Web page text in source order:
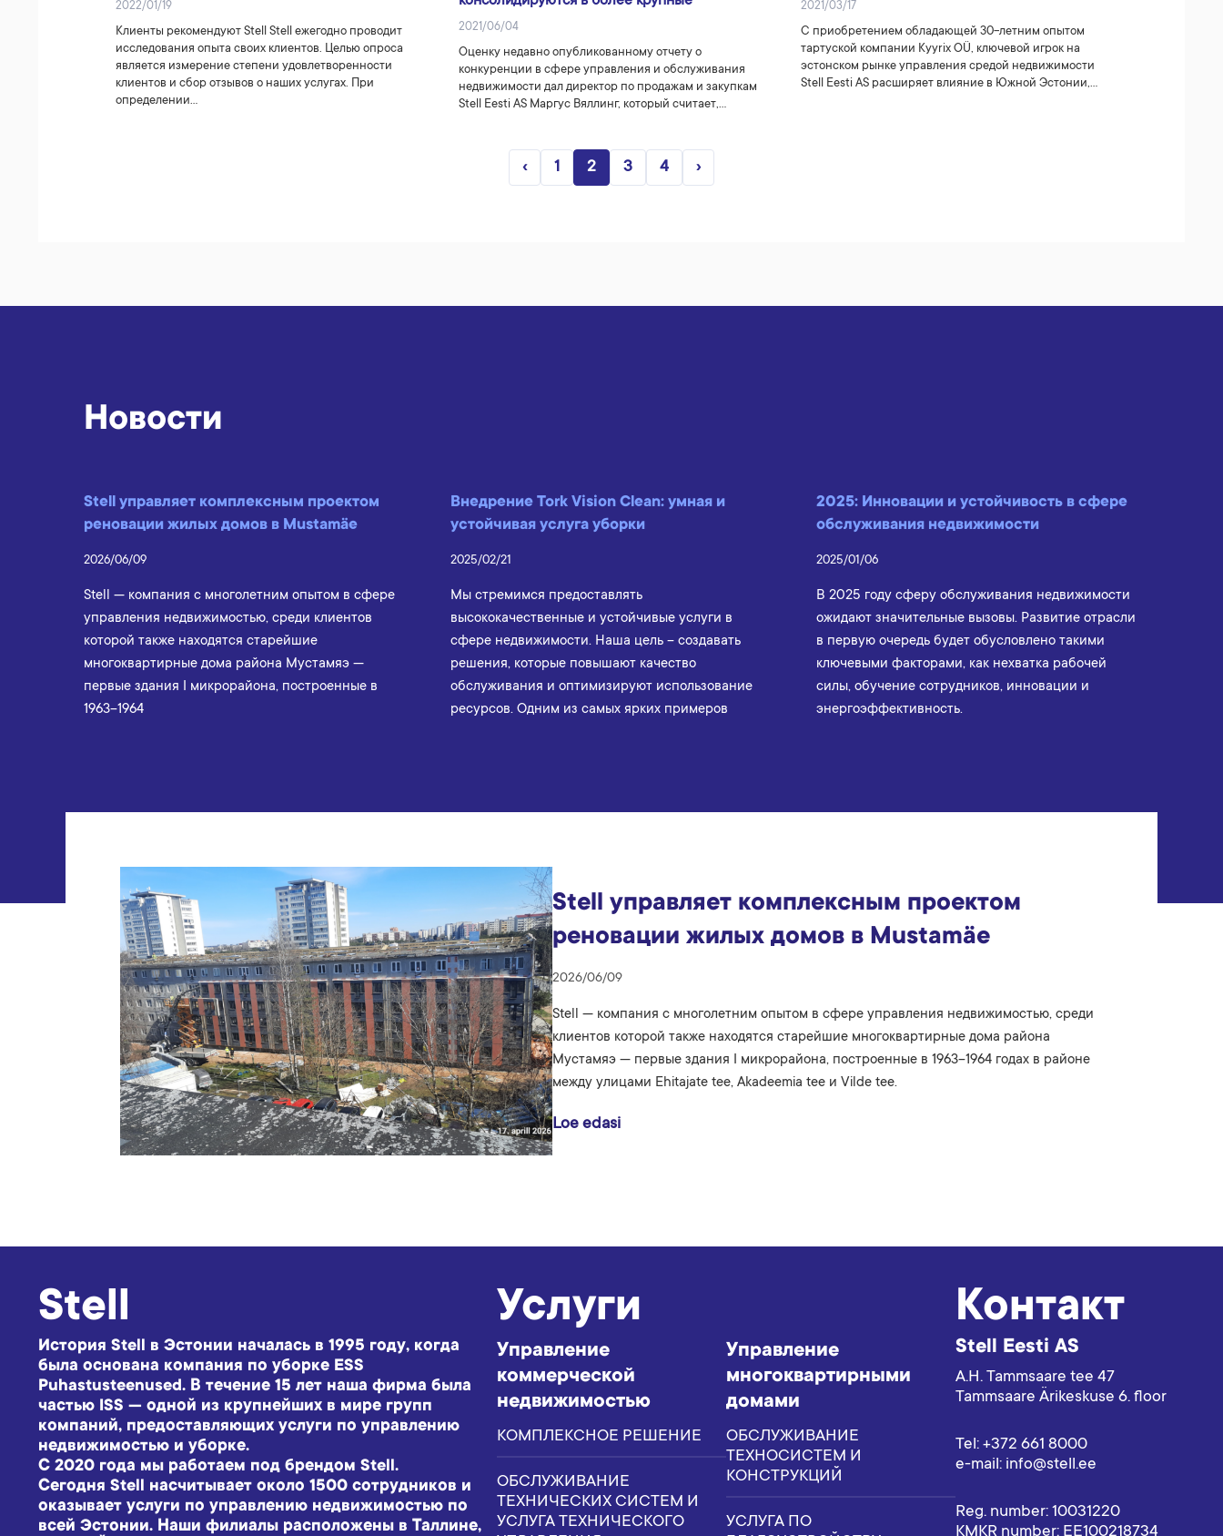
2022/01/19
Клиенты рекомендуют Stell Stell ежегодно проводит
исследования опыта своих клиентов. Целью опроса
является измерение степени удовлетворенности
клиентов и сбор отзывов о наших услугах. При
определении…
2021/06/04
Оценку недавно опубликованному отчету о
конкуренции в сфере управления и обслуживания
недвижимости дал директор по продажам и закупкам
Stell Eesti AS Маргус Вяллинг, который считает,…
2021/03/17
С приобретением обладающей 30-летним опытом
тартуской компании Kyyrix OÜ, ключевой игрок на
эстонском рынке управления средой недвижимости
Stell Eesti AS расширяет влияние в Южной Эстонии,…
‹ 1 2 3 4 ›
Новости
Stell управляет комплексным проектом
реновации жилых домов в Mustamäe
2026/06/09
Stell — компания с многолетним опытом в сфере
управления недвижимостью, среди клиентов
которой также находятся старейшие
многоквартирные дома района Мустамяэ —
первые здания I микрорайона, построенные в
1963–1964
Внедрение Tork Vision Clean: умная и
устойчивая услуга уборки
2025/02/21
Мы стремимся предоставлять
высококачественные и устойчивые услуги в
сфере недвижимости. Наша цель – создавать
решения, которые повышают качество
обслуживания и оптимизируют использование
ресурсов. Одним из самых ярких примеров
2025: Инновации и устойчивость в сфере
обслуживания недвижимости
2025/01/06
В 2025 году сферу обслуживания недвижимости
ожидают значительные вызовы. Развитие отрасли
в первую очередь будет обусловлено такими
ключевыми факторами, как нехватка рабочей
силы, обучение сотрудников, инновации и
энергоэффективность.
Stell управляет комплексным проектом
реновации жилых домов в Mustamäe
2026/06/09
Stell — компания с многолетним опытом в сфере управления недвижимостью, среди
клиентов которой также находятся старейшие многоквартирные дома района
Мустамяэ — первые здания I микрорайона, построенные в 1963–1964 годах в районе
между улицами Ehitajate tee, Akadeemia tee и Vilde tee.
Loe edasi
Stell
История Stell в Эстонии началась в 1995 году, когда
была основана компания по уборке ESS
Puhastusteenused. В течение 15 лет наша фирма была
частью ISS — одной из крупнейших в мире групп
компаний, предоставляющих услуги по управлению
недвижимостью и уборке.
С 2020 года мы работаем под брендом Stell.
Сегодня Stell насчитывает около 1500 сотрудников и
оказывает услуги по управлению недвижимостью по
всей Эстонии. Наши филиалы расположены в Таллине,
Услуги
Управление
коммерческой
недвижимостью
КОМПЛЕКСНОЕ РЕШЕНИЕ
ОБСЛУЖИВАНИЕ
ТЕХНИЧЕСКИХ СИСТЕМ И
УСЛУГА ТЕХНИЧЕСКОГО
Управление
многоквартирными
домами
ОБСЛУЖИВАНИЕ
ТЕХНОСИСТЕМ И
КОНСТРУКЦИЙ
УСЛУГА ПО
Контакт
Stell Eesti AS
A.H. Tammsaare tee 47
Tammsaare Ärikeskuse 6. floor
Tel: +372 661 8000
e-mail: info@stell.ee
Reg. number: 10031220